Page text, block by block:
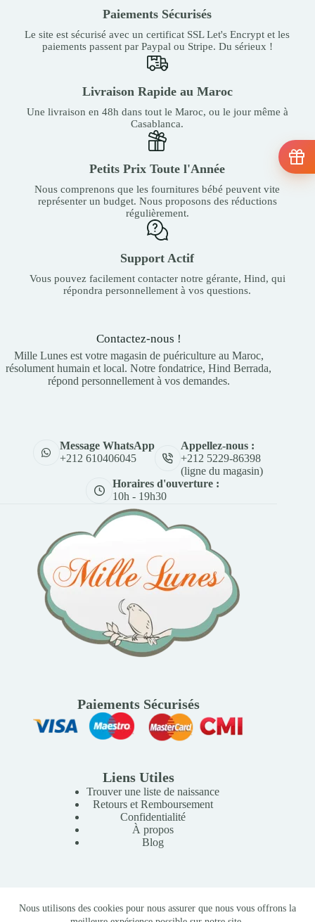
Nous utilisons des cookies pour nous assurer que nous vous offrons la
Paiements Sécurisés
Le site est sécurisé avec un certificat SSL Let's Encrypt et les
paiements passent par Paypal ou Stripe. Du sérieux !
Livraison Rapide au Maroc
Une livraison en 48h dans tout le Maroc, ou le jour même à
Casablanca.
Petits Prix Toute l'Année
Nous comprenons que les fournitures bébé peuvent vite
représenter un budget. Nous proposons des réductions
régulièrement.
Support Actif
Vous pouvez facilement contacter notre gérante, Hind, qui
répondra personnellement à vos questions.
Contactez-nous !
Mille Lunes est votre magasin de puériculture au Maroc,
résolument humain et local. Notre fondatrice, Hind Berrada,
répond personnellement à vos demandes.
Message WhatsApp
+212 610406045
Appellez-nous :
+212 5229-86398
(ligne du magasin)
Horaires d'ouverture :
10h - 19h30
Paiements Sécurisés
Liens Utiles
Trouver une liste de naissance
Retours et Remboursement
Confidentialité
À propos
Blog
Copyright © 2026 Mille Lunes - Création du site :
Baptiste
-Conditions Générales de Vente